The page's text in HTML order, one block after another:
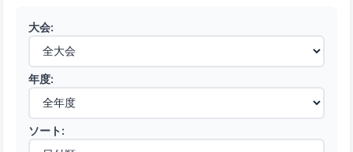
大会:
年度:
ソート: